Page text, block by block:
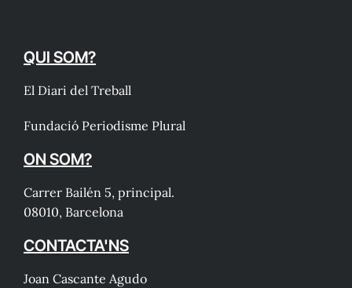
QUI SOM?
El Diari del Treball
Fundació Periodisme Plural
ON SOM?
Carrer Bailén 5, principal.
08010, Barcelona
CONTACTA'NS
Joan Cascante Agudo